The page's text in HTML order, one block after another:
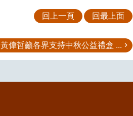
回上一頁 回最上面
黃偉哲籲各界支持中秋公益禮盒 ...